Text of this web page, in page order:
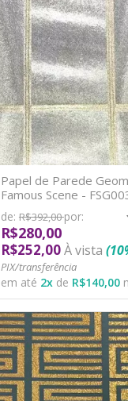
Papel de Parede
Famous Scene -
TNT
de: R$392,00por:
R$280,00
R$252,00À vista
PIX/transferência
em até 2xde R$140,00